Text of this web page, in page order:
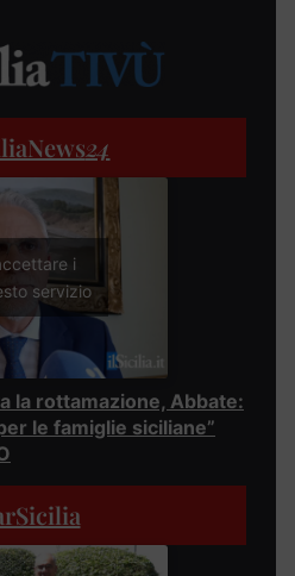
24
i
servizio
la rottamazione, Abbate:
le famiglie siciliane”